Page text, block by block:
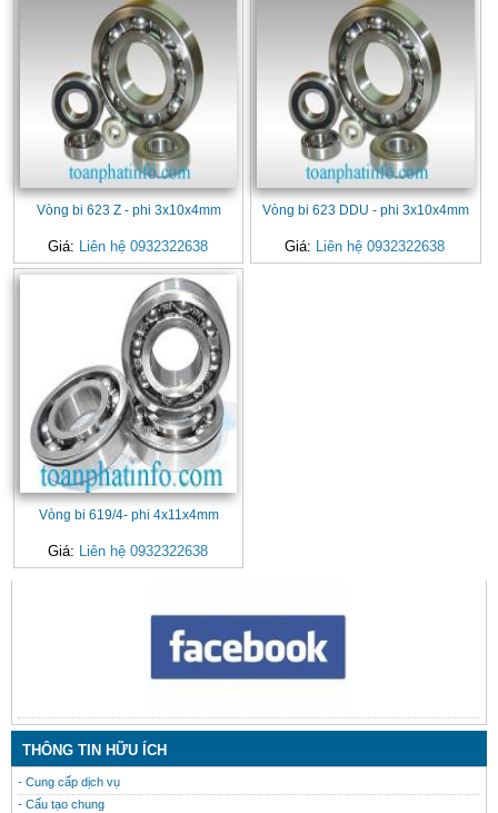
Vòng bi 623 Z - phi 3x10x4mm
Giá: Liên hệ 0932322638
Vòng bi 623 DDU - phi 3x10x4mm
Giá: Liên hệ 0932322638
Vòng bi 619/4- phi 4x11x4mm
Giá: Liên hệ 0932322638
THÔNG TIN HỮU ÍCH
- Cung cấp dịch vụ
- Cấu tạo chung